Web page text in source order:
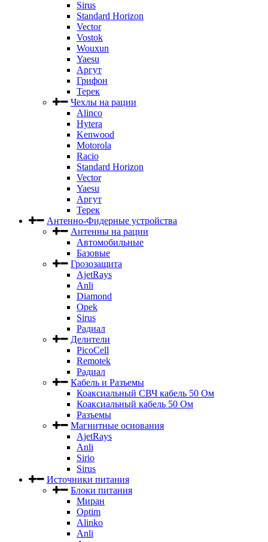
Sirus
Standard Horizon
Vector
Vostok
Wouxun
Yaesu
Аргут
Грифон
Терек
Чехлы на рации
Alinco
Hytera
Kenwood
Motorola
Racio
Standard Horizon
Vector
Yaesu
Аргут
Терек
Антенно-Фидерные устройства
Антенны на рации
Автомобильные
Базовые
Грозозащита
AjetRays
Anli
Diamond
Opek
Sirus
Радиал
Делители
PicoCell
Remotek
Радиал
Кабель и Разъемы
Коаксиальный СВЧ кабель 50 Ом
Коаксиальный кабель 50 Ом
Разъемы
Магнитные основания
AjetRays
Anli
Sirio
Sirus
Источники питания
Блоки питания
Миран
Optim
Alinko
Anli